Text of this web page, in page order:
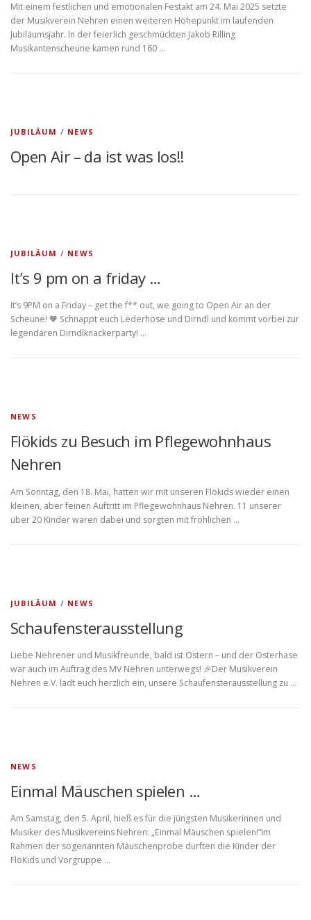
Mit einem festlichen und emotionalen Festakt am 24. Mai 2025 setzte
der Musikverein Nehren einen weiteren Höhepunkt im laufenden
Jubiläumsjahr. In der feierlich geschmückten Jakob Rilling
Musikantenscheune kamen rund 160 …
JUBILÄUM / NEWS
Open Air – da ist was los!!
JUBILÄUM / NEWS
It’s 9 pm on a friday …
It’s 9PM on a Friday – get the f** out, we going to Open Air an der
Scheune! 🧡 Schnappt euch Lederhose und Dirndl und kommt vorbei zur
legendären Dirndlknackerparty! …
NEWS
Flökids zu Besuch im Pflegewohnhaus
Nehren
Am Sonntag, den 18. Mai, hatten wir mit unseren Flökids wieder einen
kleinen, aber feinen Auftritt im Pflegewohnhaus Nehren. 11 unserer
über 20 Kinder waren dabei und sorgten mit fröhlichen …
JUBILÄUM / NEWS
Schaufensterausstellung
Liebe Nehrener und Musikfreunde, bald ist Ostern – und der Osterhase
war auch im Auftrag des MV Nehren unterwegs! 🎉Der Musikverein
Nehren e.V. lädt euch herzlich ein, unsere Schaufensterausstellung zu …
NEWS
Einmal Mäuschen spielen …
Am Samstag, den 5. April, hieß es für die jüngsten Musikerinnen und
Musiker des Musikvereins Nehren: „Einmal Mäuschen spielen!“Im
Rahmen der sogenannten Mäuschenprobe durften die Kinder der
FlöKids und Vorgruppe …